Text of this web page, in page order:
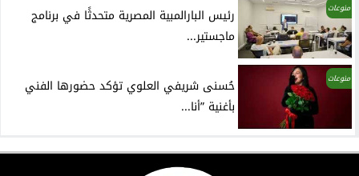
منوعات
رئيس البارالمبية المصرية متحدثًا في برنامج
ماجستير...
منوعات
حُسنى شريفي العلوي تؤكد حضورها الفني
بأغنية ”أنا...